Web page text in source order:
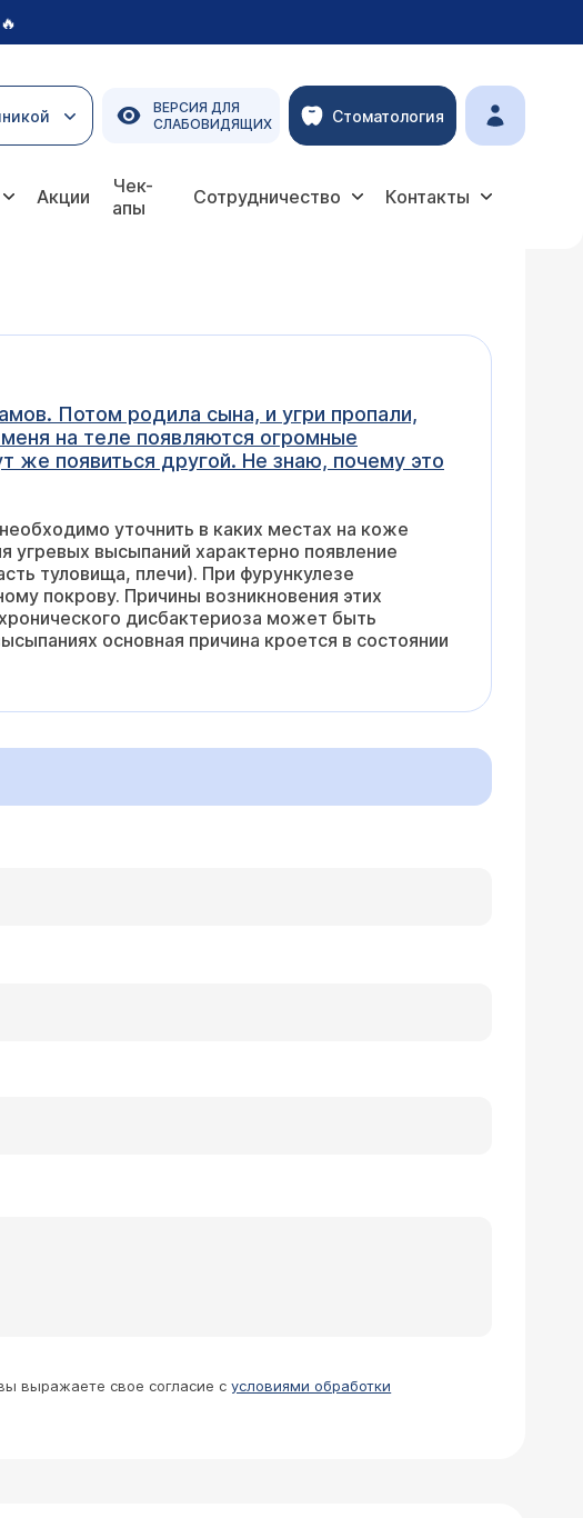
🔥
ВЕРСИЯ ДЛЯ
СЛАБОВИДЯЩИХ
Стоматология
Акции
Чек-
апы
Сотрудничество Контакты
Потом родила сына, и угри пропали,
на теле появляются огромные
же появиться другой. Не знаю, почему это
уточнить в каких местах на коже
угревых высыпаний характерно появление
туловища, плечи). При фурункулезе
покрову. Причины возникновения этих
дисбактериоза может быть
основная причина кроется в состоянии
выражаете свое согласие сусловиями обработки